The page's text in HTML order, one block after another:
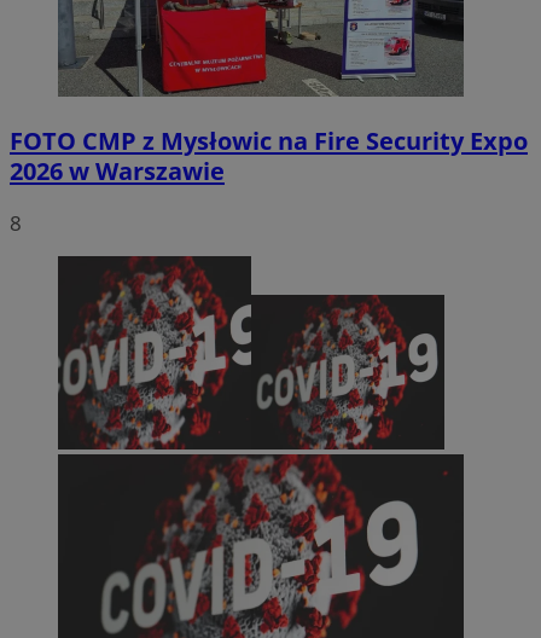
FOTO CMP z Mysłowic na Fire Security Expo
2026 w Warszawie
8